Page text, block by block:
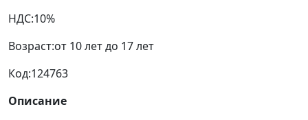
НДС:10%
Возраст:от 10 лет до 17 лет
Код:124763
Описание